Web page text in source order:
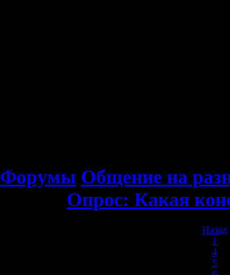
Форумы Общение на
Опрос: Какая
Назад
1
4
5